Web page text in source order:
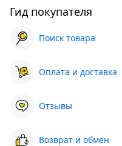
Гид покупателя
Поиск товара
Оплата и доставка
Отзывы
Возврат и обмен